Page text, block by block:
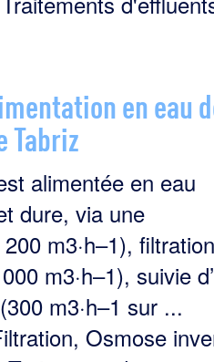
en eau
Tabriz
alimentée en eau
dure, via une
m3·h–1),
m3·h–1), suivie
(300 m3·h–1 sur ...
Osmose